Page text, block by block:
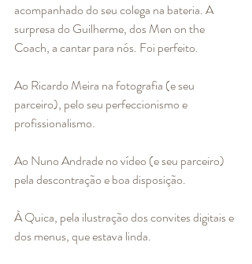
acompanhado do seu colega na bateria. A
surpresa do Guilherme, dos Men on the
Coach, a cantar para nós. Foi perfeito.
Ao Ricardo Meira na fotografia (e seu
parceiro), pelo seu perfeccionismo e
profissionalismo.
Ao Nuno Andrade no vídeo (e seu parceiro)
pela descontração e boa disposição.
À Quica, pela ilustração dos convites digitais e
dos menus, que estava linda.